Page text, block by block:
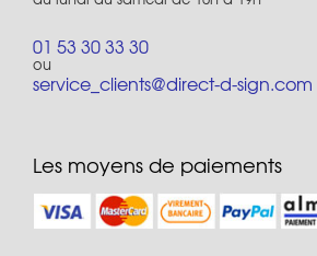
01 53 30 33 30
ou
service_clients@direct-d-sign.com
Les moyens de paiements